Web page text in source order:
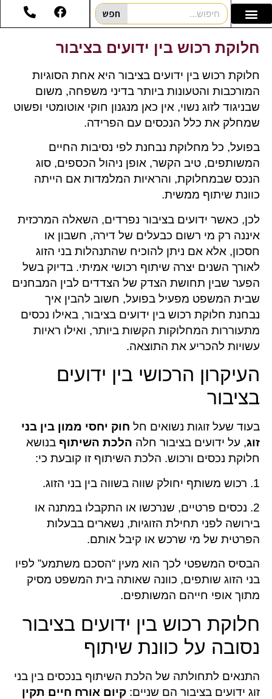
חפש
חלוקת רכוש בין ידועים בציבור
חלוקת רכוש בין ידועים בציבור היא אחת הסוגיות
המורכבות והטעונות ביותר בדיני משפחה, משום
שבניגוד לזוג נשוי, אין כאן מנגנון חוקי אוטומטי ופשוט
שמחלק את כלל הנכסים עם הפרידה.
בפועל, כל מחלוקת נבחנת לפי נסיבות החיים
המשותפים, טיב הקשר, אופן ניהול הכספים, סוג
הנכס שבמחלוקת, והראיות המלמדות אם הייתה
כוונת שיתוף ממשית.
לכן, כאשר ידועים בציבור נפרדים, השאלה המרכזית
איננה רק מי רשום כבעלים של דירה, חשבון או
חסכון, אלא אם ניתן להוכיח שהתנהלות בני הזוג
לאורך השנים יצרה שיתוף רכושי אמיתי. בדיוק בשל
הפער שבין תחושת הצדק של הצדדים לבין המבחנים
שבית המשפט מפעיל בפועל, חשוב להבין איך
נבחנת חלוקת רכוש בין ידועים בציבור, באילו נכסים
מתעוררות המחלוקות הקשות ביותר, ואילו ראיות
עשויות להכריע את התוצאה.
העיקרון הרכושי בין ידועים
בציבור
בעוד שעל זוגות נשואים חל חוק יחסי ממון בין בני
זוג, על ידועים בציבור חלה הלכת השיתוף בנושא
חלוקת נכסים ורכוש. הלכת השיתוף זו קובעת כי:
1. רכוש משותף יחולק שווה בשווה בין בני הזוג.
2. נכסים פרטיים, שנרכשו או התקבלו במתנה או
בירושה לפני תחילת הזוגיות, נשארים בבעלות
הפרטית של מי שרכש או קיבל אותם.
הבסיס המשפטי לכך הוא מעין “הסכם משתמע” לפיו
בני הזוג שותפים, כוונה שאותה בית המשפט מסיק
מתוך אופי חייהם המשותפים.
חלוקת רכוש בין ידועים בציבור
נסובה על כוונת שיתוף
התנאים לתחולתה של הלכת השיתוף בנכסים בין בני
זוג ידועים בציבור הם שניים: קיום אורח חיים תקין